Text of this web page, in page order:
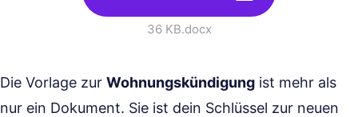
36 KB.docx
Die Vorlage zur Wohnungskündigung ist mehr als
nur ein Dokument. Sie ist dein Schlüssel zur neuen